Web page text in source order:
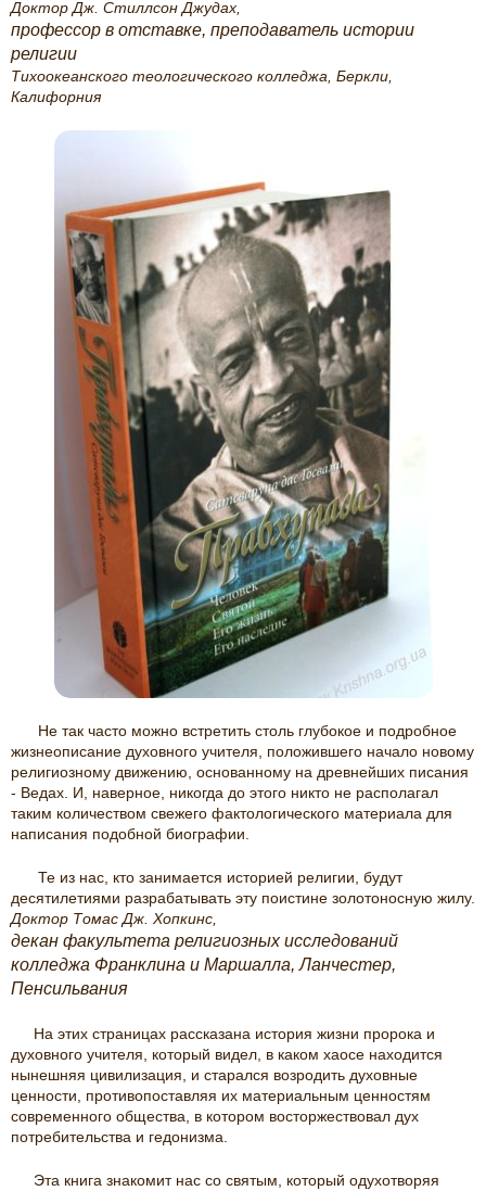
Доктор Дж. Стиллсон Джудах,
профессор в отставке, преподаватель истории
религии
Тихоокеанского теологического колледжа, Беркли,
Калифорния
Не так часто можно встретить столь глубокое и подробное
жизнеописание духовного учителя, положившего начало новому
религиозному движению, основанному на древнейших писания
- Ведах. И, наверное, никогда до этого никто не располагал
таким количеством свежего фактологического материала для
написания подобной биографии.
Те из нас, кто занимается историей религии, будут
десятилетиями разрабатывать эту поистине золотоносную жилу.
Доктор Томас Дж. Хопкинс,
декан факультета религиозных исследований
колледжа Франклина и Маршалла, Ланчестер,
Пенсильвания
На этих страницах рассказана история жизни пророка и
духовного учителя, который видел, в каком хаосе находится
нынешняя цивилизация, и старался возродить духовные
ценности, противопоставляя их материальным ценностям
современного общества, в котором восторжествовал дух
потребительства и гедонизма.
Эта книга знакомит нас со святым, который одухотворяя